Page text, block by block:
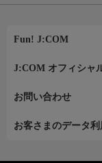
Fun! J:COM
J:COM オフィシャ
お問い合わせ
お客さまのデータ